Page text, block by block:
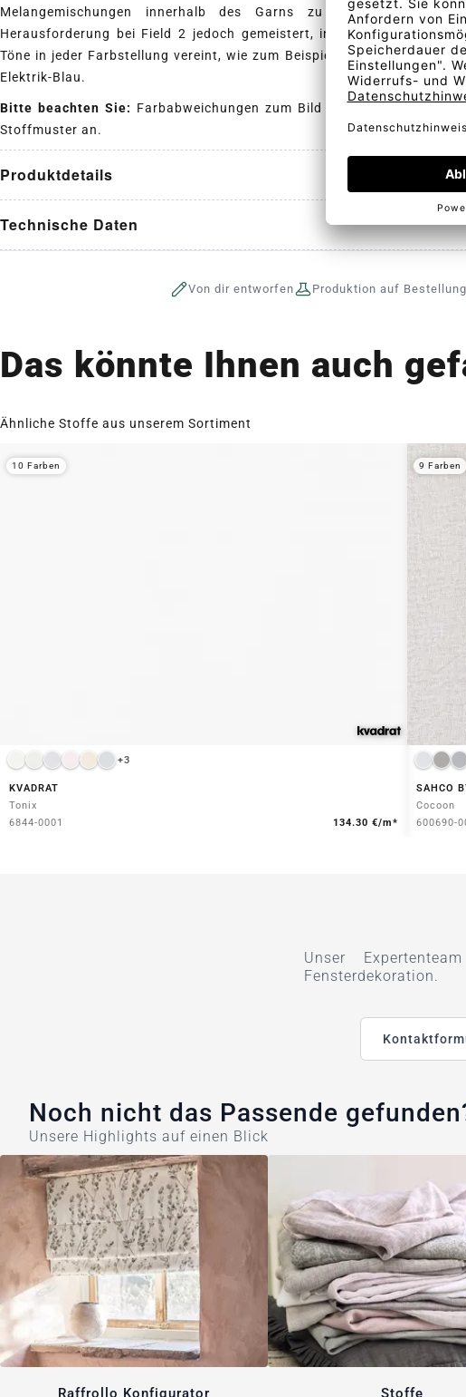
Melangemischungen innerhalb des Garns zu kreieren.
Herausforderung bei Field 2 jedoch gemeistert, indem er
Töne in jeder Farbstellung vereint, wie zum Beispiel Mintgrün mit
Elektrik-Blau.
Bitte beachten Sie: Farbabweichungen zum Bild sind möglich.
Stoffmuster an.
Produktdetails
Technische Daten
Von dir entworfen Produktion auf Bestellung
Das könnte Ihnen auch
Ähnliche Stoffe aus unserem Sortiment
+3
KVADRAT
Tonix
6844-0001
134.30 €/m*
10 Farben
SAHCO
Cocoon
600690-
9 Farben
Unser
Fensterdekoration.
Noch nicht das Passende
Unsere Highlights auf einen Blick